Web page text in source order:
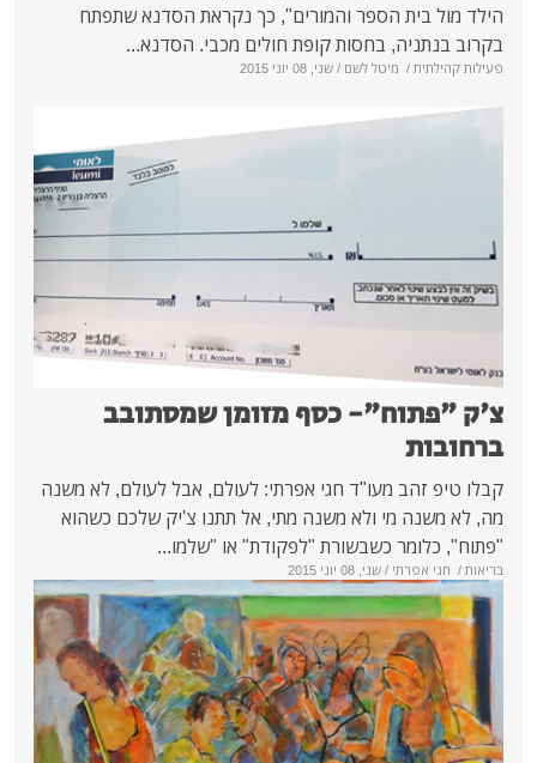
והמורים", כך נקראת הסדנא שתפתח
בחסות קופת חולים מכבי. הסדנא...
לשם/ שני, 08 יוני 2015
כסף מזומן שמסתובב
חגי אפרתי: לעולם, אבל לעולם, לא משנה
ולא משנה מתי, אל תתנו צ'יק שלכם כשהוא
"לפקודת" או "שלמו...
/ שני, 08 יוני 2015